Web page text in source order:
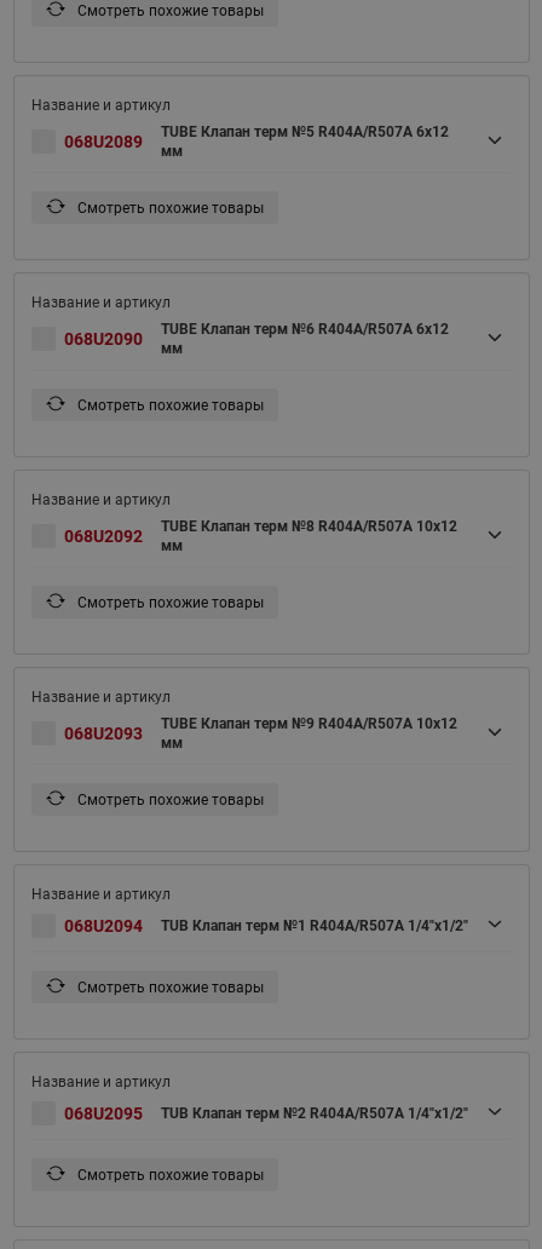
Смотреть похожие товары
068U2089
TUBE Клапан терм №5 R404A/R507A 6x12
мм
Смотреть похожие товары
068U2090
TUBE Клапан терм №6 R404A/R507A 6x12
мм
Смотреть похожие товары
068U2092
TUBE Клапан терм №8 R404A/R507A 10x12
мм
Смотреть похожие товары
068U2093
TUBE Клапан терм №9 R404A/R507A 10x12
мм
Смотреть похожие товары
068U2094 TUB Клапан терм №1 R404A/R507A 1/4"x1/2"
Смотреть похожие товары
068U2095 TUB Клапан терм №2 R404A/R507A 1/4"x1/2"
Смотреть похожие товары